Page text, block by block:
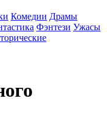
Комедии Драмы
Фэнтези Ужасы